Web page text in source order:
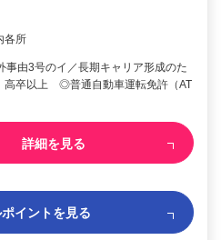
各所
事由3号のイ／長期キャリア形成のた
高卒以上 ◎普通自動車運転免許（AT
詳細を見る
イントを見る